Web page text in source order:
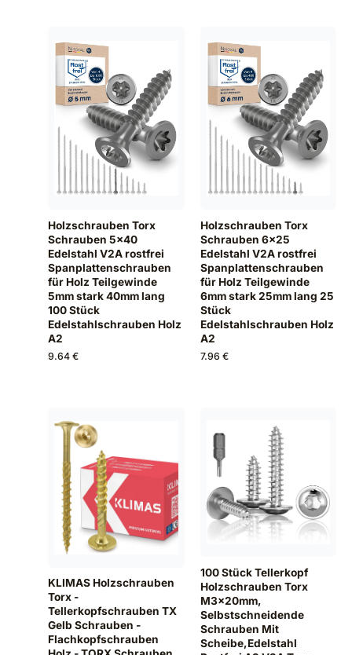
Holzschrauben Torx
Schrauben 5x40
Edelstahl V2A rostfrei
Spanplattenschrauben
für Holz Teilgewinde
5mm stark 40mm lang
100 Stück
Edelstahlschrauben Holz
A2
9.64 €
Holzschrauben Torx
Schrauben 6x25
Edelstahl V2A rostfrei
Spanplattenschrauben
für Holz Teilgewinde
6mm stark 25mm lang 25
Stück
Edelstahlschrauben Holz
A2
7.96 €
KLIMAS Holzschrauben
Torx -
Tellerkopfschrauben TX
Gelb Schrauben -
Flachkopfschrauben
100 Stück Tellerkopf
Holzschrauben Torx
M3x20mm,
Selbstschneidende
Schrauben Mit
Scheibe,Edelstahl